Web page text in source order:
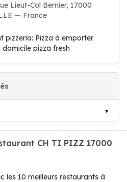
Lieut-Col Bernier, 17000
— France
pizzeria: Pizza à emporter
domicile pizza fresh
CH TI PIZZ 17000
les 10 meilleurs restaurants à